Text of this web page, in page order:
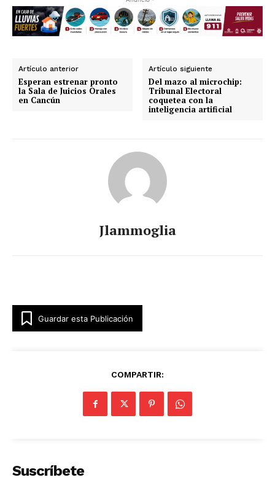
Artículo anterior
Esperan estrenar pronto
la Sala de Juicios Orales
en Cancún
Artículo siguiente
Del mazo al microchip:
Tribunal Electoral
coquetea con la
inteligencia artificial
Jlammoglia
Guardar esta Publicación
COMPARTIR:
Suscríbete